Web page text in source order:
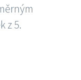
z 5.